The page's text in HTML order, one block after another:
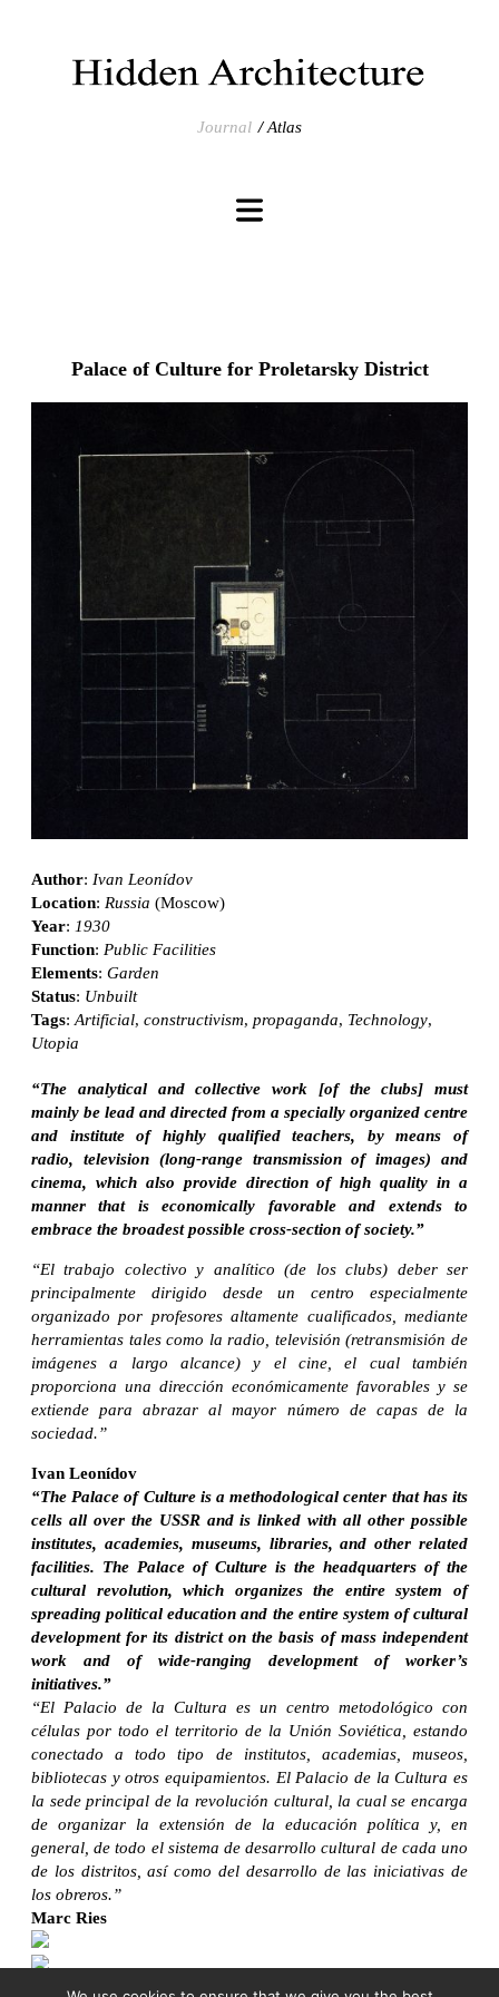
Journal Atlas
Palace of Culture for Proletarsky District
Author: Ivan Leonídov
Location: Russia (Moscow)
Year: 1930
Function: Public Facilities
Elements: Garden
Status: Unbuilt
Tags: Artificial, constructivism, propaganda, Technology,
Utopia
“The analytical and collective work [of the clubs] must
mainly be lead and directed from a specially organized centre
and institute of highly qualified teachers, by means of
radio, television (long-range transmission of images) and
cinema, which also provide direction of high quality in a
manner that is economically favorable and extends to
embrace the broadest possible cross-section of society.”
“El trabajo colectivo y analítico (de los clubs) deber ser
principalmente dirigido desde un centro especialmente
organizado por profesores altamente cualificados, mediante
herramientas tales como la radio, televisión (retransmisión de
imágenes a largo alcance) y el cine, el cual también
proporciona una dirección económicamente favorables y se
extiende para abrazar al mayor número de capas de la
sociedad.”
Ivan Leonídov
“The Palace of Culture is a methodological center that has its
cells all over the USSR and is linked with all other possible
institutes, academies, museums, libraries, and other related
facilities. The Palace of Culture is the headquarters of the
cultural revolution, which organizes the entire system of
spreading political education and the entire system of cultural
development for its district on the basis of mass independent
work and of wide-ranging development of worker’s
initiatives.”
“El Palacio de la Cultura es un centro metodológico con
células por todo el territorio de la Unión Soviética, estando
conectado a todo tipo de institutos, academias, museos,
bibliotecas y otros equipamientos. El Palacio de la Cultura es
la sede principal de la revolución cultural, la cual se encarga
de organizar la extensión de la educación política y, en
general, de todo el sistema de desarrollo cultural de cada uno
de los distritos, así como del desarrollo de las iniciativas de
los obreros.”
Marc Ries